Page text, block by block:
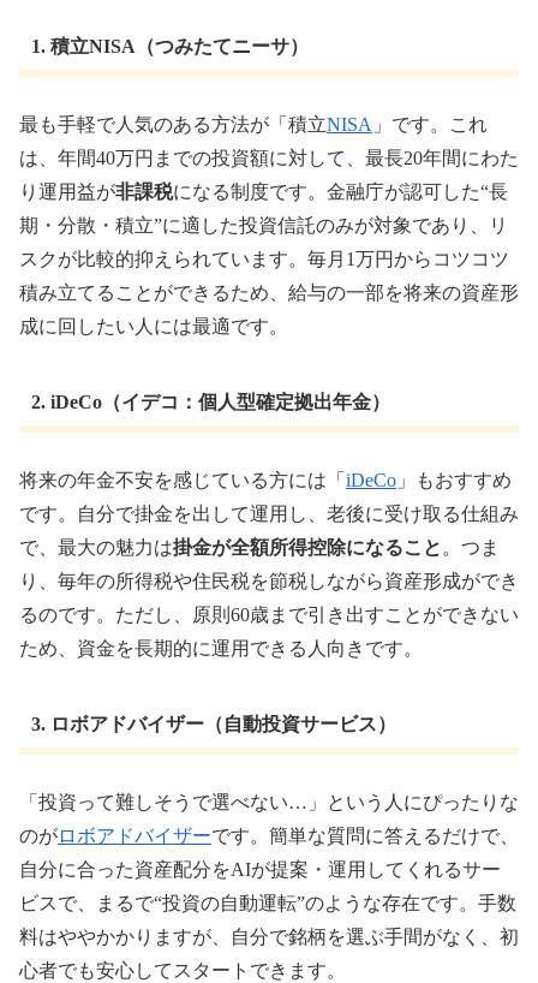
1. 積立NISA（つみたてニーサ）
最も手軽で人気のある方法が「積立NISA 」です。これ
は、年間40万円までの投資額に対して、最長20年間にわた
り運用益が非課税になる制度です。金融庁が認可した“長
期・分散・積立”に適した投資信託のみが対象であり、リ
スクが比較的抑えられています。毎月1万円からコツコツ
積み立てることができるため、給与の一部を将来の資産形
成に回したい人には最適です。
2. iDeCo（イデコ：個人型確定拠出年金）
将来の年金不安を感じている方には「 iDeCo 」もおすすめ
です。自分で掛金を出して運用し、老後に受け取る仕組み
で、最大の魅力は掛金が全額所得控除になること 。つま
り、毎年の所得税や住民税を節税しながら資産形成ができ
るのです。ただし、原則60歳まで引き出すことができない
ため、資金を長期的に運用できる人向きです。
3. ロボアドバイザー（自動投資サービス）
「投資って難しそうで選べない…」という人にぴったりな
のがロボアドバイザーです。簡単な質問に答えるだけで、
自分に合った資産配分をAIが提案・運用してくれるサー
ビスで、まるで“投資の自動運転”のような存在です。手数
料はややかかりますが、自分で銘柄を選ぶ手間がなく、初
心者でも安心してスタートできます。